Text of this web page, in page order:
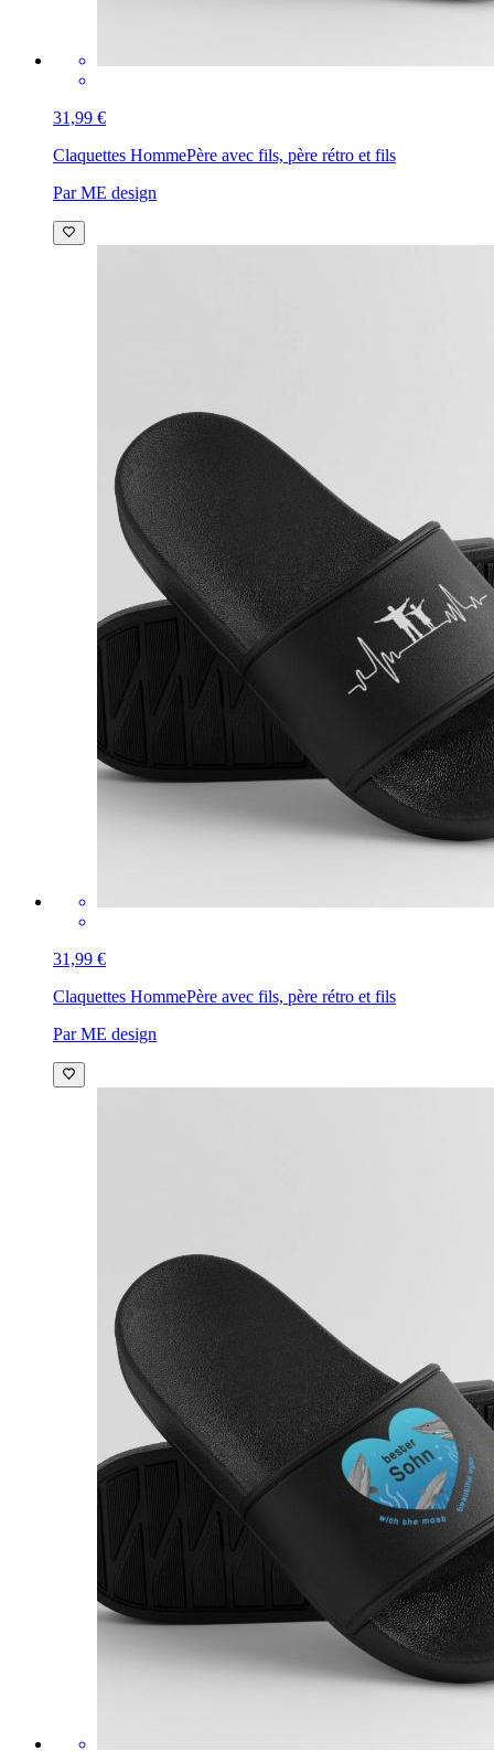
31,99 €
Claquettes HommePère avec fils, père rétro et fils
Par ME design
31,99 €
Claquettes HommePère avec fils, père rétro et fils
Par ME design